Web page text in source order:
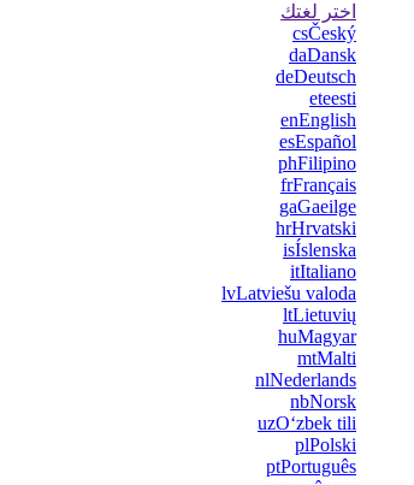
اختر لغتك
csČeský
daDansk
deDeutsch
eteesti
enEnglish
esEspañol
phFilipino
frFrançais
gaGaeilge
hrHrvatski
isÍslenska
itItaliano
lvLatviešu valoda
ltLietuvių
huMagyar
mtMalti
nlNederlands
nbNorsk
uzOʻzbek tili
plPolski
ptPortuguês